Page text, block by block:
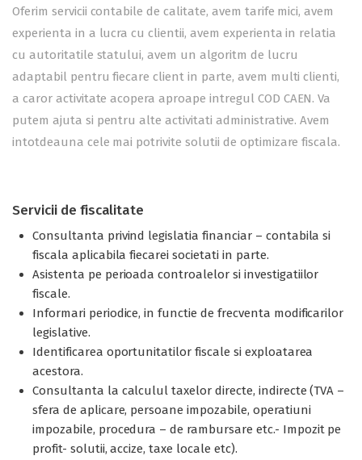
Oferim servicii contabile de calitate, avem tarife mici, avem
experienta in a lucra cu clientii, avem experienta in relatia
cu autoritatile statului, avem un algoritm de lucru
adaptabil pentru fiecare client in parte, avem multi clienti,
a caror activitate acopera aproape intregul COD CAEN. Va
putem ajuta si pentru alte activitati administrative. Avem
intotdeauna cele mai potrivite solutii de optimizare fiscala.
Servicii de fiscalitate
Consultanta privind legislatia financiar – contabila si
fiscala aplicabila fiecarei societati in parte.
Asistenta pe perioada controalelor si investigatiilor
fiscale.
Informari periodice, in functie de frecventa modificarilor
legislative.
Identificarea oportunitatilor fiscale si exploatarea
acestora.
Consultanta la calculul taxelor directe, indirecte (TVA –
sfera de aplicare, persoane impozabile, operatiuni
impozabile, procedura – de rambursare etc.- Impozit pe
profit- solutii, accize, taxe locale etc).